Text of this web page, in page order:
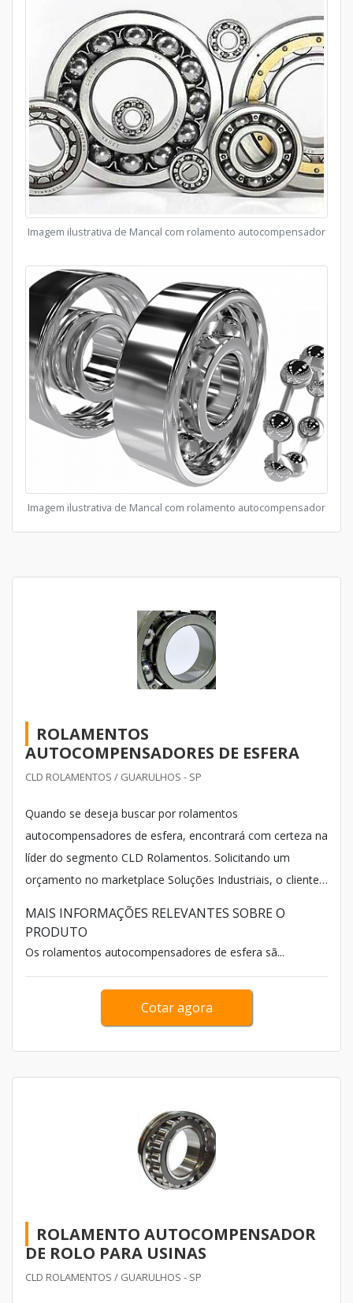
Imagem ilustrativa de Mancal com rolamento autocompensador
Imagem ilustrativa de Mancal com rolamento autocompensador
ROLAMENTOS
AUTOCOMPENSADORES DE ESFERA
CLD ROLAMENTOS / GUARULHOS - SP
Quando se deseja buscar por rolamentos
autocompensadores de esfera, encontrará com certeza na
líder do segmento CLD Rolamentos. Solicitando um
orçamento no marketplace Soluções Industriais, o cliente
um só lugar.
MAIS INFORMAÇÕES RELEVANTES SOBRE O
PRODUTO
Os rolamentos autocompensadores de esfera sã...
Cotar agora
ROLAMENTO AUTOCOMPENSADOR
DE ROLO PARA USINAS
CLD ROLAMENTOS / GUARULHOS - SP